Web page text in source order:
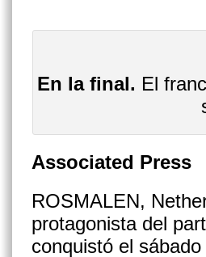
En la final. El
Associated Press
ROSMALEN,
protagonista del
conquistó el